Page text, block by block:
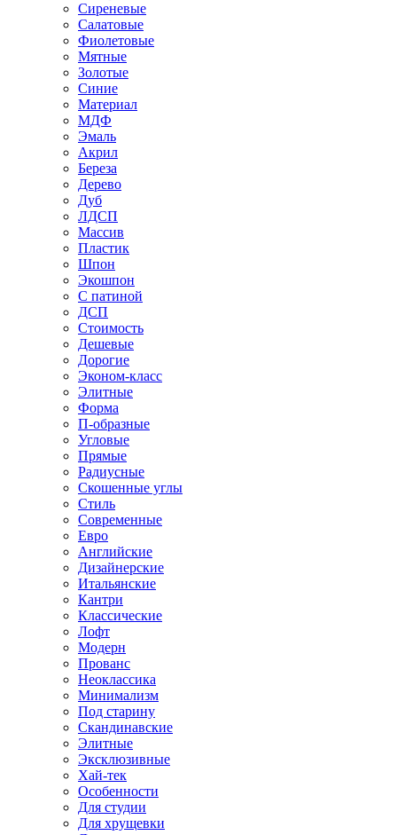
Сиреневые
Салатовые
Фиолетовые
Мятные
Золотые
Синие
Материал
МДФ
Эмаль
Акрил
Береза
Дерево
Дуб
ЛДСП
Массив
Пластик
Шпон
Экошпон
С патиной
ДСП
Стоимость
Дешевые
Дорогие
Эконом-класс
Элитные
Форма
П-образные
Угловые
Прямые
Радиусные
Скошенные углы
Стиль
Современные
Евро
Английские
Дизайнерские
Итальянские
Кантри
Классические
Лофт
Модерн
Прованс
Неоклассика
Минимализм
Под старину
Скандинавские
Элитные
Эксклюзивные
Хай-тек
Особенности
Для студии
Для хрущевки